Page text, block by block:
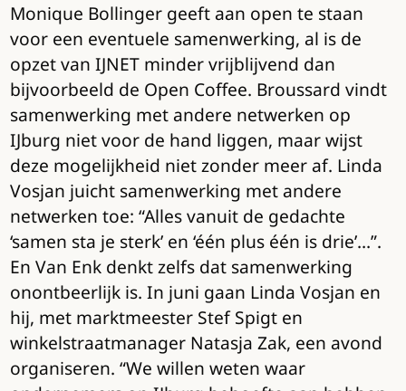
Monique Bollinger geeft aan open te staan
voor een eventuele samenwerking, al is de
opzet van IJNET minder vrijblijvend dan
bijvoorbeeld de Open Coffee. Broussard vindt
samenwerking met andere netwerken op
IJburg niet voor de hand liggen, maar wijst
deze mogelijkheid niet zonder meer af. Linda
Vosjan juicht samenwerking met andere
netwerken toe: “Alles vanuit de gedachte
‘samen sta je sterk’ en ‘één plus één is drie’…”.
En Van Enk denkt zelfs dat samenwerking
onontbeerlijk is. In juni gaan Linda Vosjan en
hij, met marktmeester Stef Spigt en
winkelstraatmanager Natasja Zak, een avond
organiseren. “We willen weten waar